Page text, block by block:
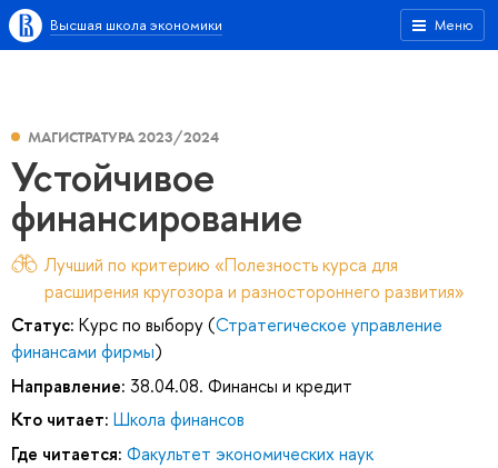
Меню
Высшая школа экономики
МАГИСТРАТУРА 2023/2024
Устойчивое
финансирование
Лучший по критерию «Полезность курса для
расширения кругозора и разностороннего развития»
Статус: Курс по выбору (Стратегическое управление
финансами фирмы)
Направление: 38.04.08. Финансы и кредит
Кто читает: Школа финансов
Где читается: Факультет экономических наук